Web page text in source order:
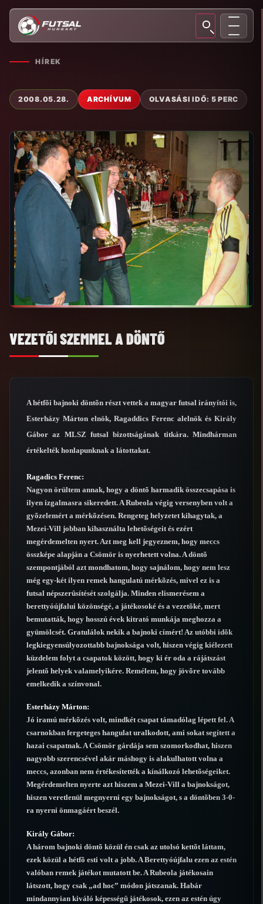
HÍREK
2008.05.28. ARCHÍVUM OLVASÁSI IDŐ: 5 PERC
VEZETŐI SZEMMEL A DÖNTŐ
A hétfõi bajnoki döntõn részt vettek a magyar futsal irányítói is,
Esterházy Márton elnök, Ragaddics Ferenc alelnök és Király
Gábor az MLSZ futsal bizottságának titkára. Mindhárman
értékelték honlapunknak a látottakat.
Ragadics Ferenc:
Nagyon örültem annak, hogy a döntõ harmadik összecsapása is
ilyen izgalmasra sikeredett. A Rubeola végig versenyben volt a
gyõzelemért a mérkõzésen. Rengeteg helyzetet kihagytak, a
Mezei-Vill jobban kihasználta lehetõségeit és ezért
megérdemelten nyert. Azt meg kell jegyeznem, hogy meccs
összképe alapján a Csömör is nyerhetett volna. A döntõ
szempontjából azt mondhatom, hogy sajnálom, hogy nem lesz
még egy-két ilyen remek hangulatú mérkõzés, mivel ez is a
futsal népszerûsítését szolgálja. Minden elismerésem a
berettyóújfalui közönségé, a játékosoké és a vezetõké, mert
bemutatták, hogy hosszú évek kitrató munkája meghozza a
gyümölcsét. Gratulálok nekik a bajnoki címért! Az utóbbi idõk
legkiegyensúlyozottabb bajnoksága volt, hiszen végig kiélezett
küzdelem folyt a csapatok között, hogy ki ér oda a rájátszást
jelentõ helyek valamelyikére. Remélem, hogy jövõre tovább
emelkedik a színvonal.
Esterházy Márton:
Jó iramú mérkõzés volt, mindkét csapat támadólag lépett fel. A
csarnokban fergeteges hangulat uralkodott, ami sokat segített a
hazai csapatnak. A Csömör gárdája sem szomorkodhat, hiszen
nagyobb szerencsével akár máshogy is alakulhatott volna a
meccs, azonban nem értékesítették a kínálkozó lehetõségeiket.
Megérdemelten nyerte azt hiszem a Mezei-Vill a bajnokságot,
hiszen veretlenül megnyerni egy bajnokságot, s a döntõben 3-0-
ra nyerni önmagáért beszél.
Király Gábor:
A három bajnoki döntõ közül én csak az utolsó kettõt láttam,
ezek közül a hétfõ esti volt a jobb. A Berettyóújfalu ezen az estén
valóban remek játékot mutatott be. A Rubeola játékosain
látszott, hogy csak „ad hoc” módon játszanak. Habár
mindannyian kiváló képességû játékosok, ezen az estén úgy